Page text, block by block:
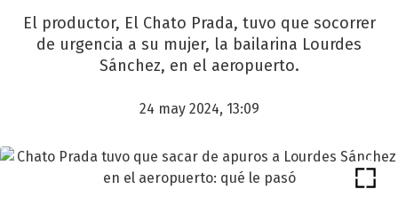
El productor, El Chato Prada, tuvo que socorrer
de urgencia a su mujer, la bailarina Lourdes
Sánchez, en el aeropuerto.
24 may 2024, 13:09